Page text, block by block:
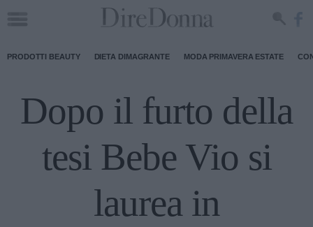
PRODOTTI BEAUTY DIETA DIMAGRANTE MODA PRIMAVERA ESTATE
Dopo il furto della
tesi Bebe Vio si
laurea in